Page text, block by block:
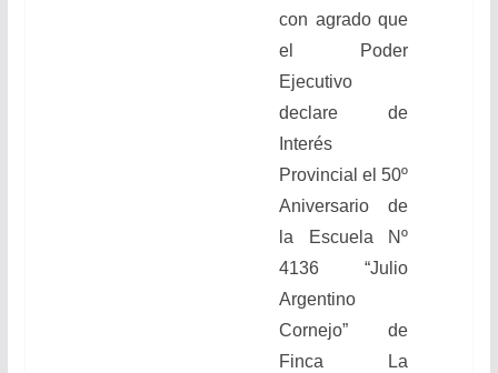
con agrado que
el Poder
Ejecutivo
declare de
Interés
Provincial el 50º
Aniversario de
la Escuela Nº
4136 “Julio
Argentino
Cornejo” de
Finca La